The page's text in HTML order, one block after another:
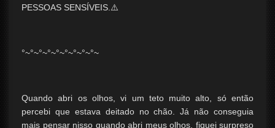
PESSOAS SENSÍVEIS.⚠️
°~°~°~°~°~°~°~°~°~
Quando abri os olhos, vi um teto muito alto, só então
percebi que estava deitado no chão. Já não conseguia
mais pensar nisso quando abri meus olhos, fiquei surpreso